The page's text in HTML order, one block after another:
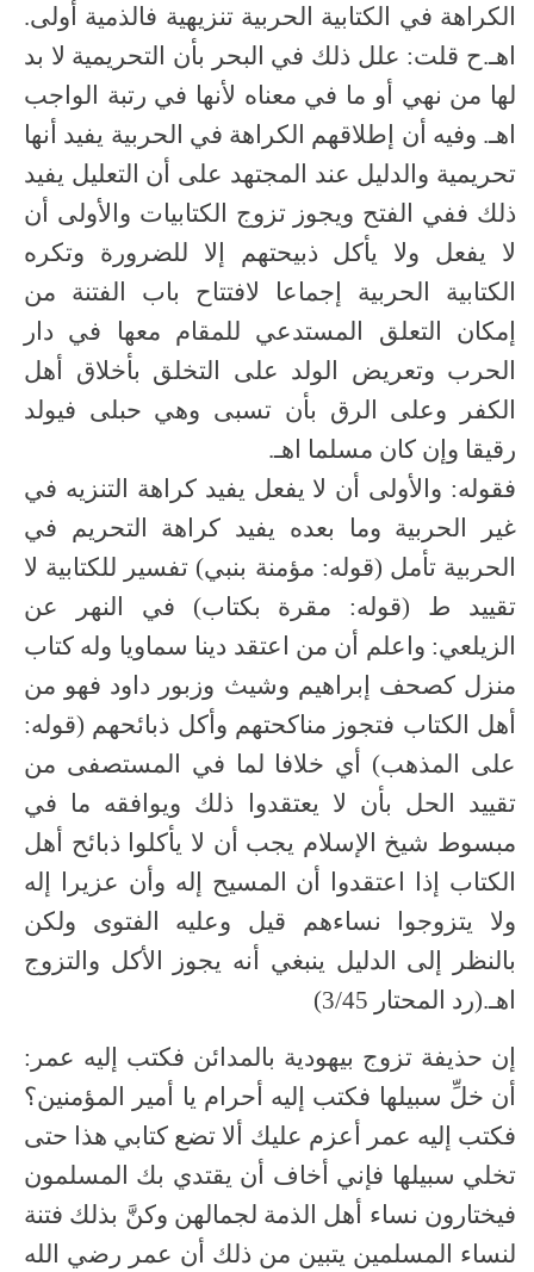
الكراهة في الكتابية الحربية تنزيهية فالذمية أولى.
اهـ.ح قلت: علل ذلك في البحر بأن التحريمية لا بد
لها من نهي أو ما في معناه لأنها في رتبة الواجب
اهـ. وفيه أن إطلاقهم الكراهة في الحربية يفيد أنها
تحريمية والدليل عند المجتهد على أن التعليل يفيد
ذلك ففي الفتح ويجوز تزوج الكتابيات والأولى أن
لا يفعل ولا يأكل ذبيحتهم إلا للضرورة وتكره
الكتابية الحربية إجماعا لافتتاح باب الفتنة من
إمكان التعلق المستدعي للمقام معها في دار
الحرب وتعريض الولد على التخلق بأخلاق أهل
الكفر وعلى الرق بأن تسبى وهي حبلى فيولد
رقيقا وإن كان مسلما اهـ.
فقوله: والأولى أن لا يفعل يفيد كراهة التنزيه في
غير الحربية وما بعده يفيد كراهة التحريم في
الحربية تأمل (قوله: مؤمنة بنبي) تفسير للكتابية لا
تقييد ط (قوله: مقرة بكتاب) في النهر عن
الزيلعي: واعلم أن من اعتقد دينا سماويا وله كتاب
منزل كصحف إبراهيم وشيث وزبور داود فهو من
أهل الكتاب فتجوز مناكحتهم وأكل ذبائحهم (قوله:
على المذهب) أي خلافا لما في المستصفى من
تقييد الحل بأن لا يعتقدوا ذلك ويوافقه ما في
مبسوط شيخ الإسلام يجب أن لا يأكلوا ذبائح أهل
الكتاب إذا اعتقدوا أن المسيح إله وأن عزيرا إله
ولا يتزوجوا نساءهم قيل وعليه الفتوى ولكن
بالنظر إلى الدليل ينبغي أنه يجوز الأكل والتزوج
اهـ.(رد المحتار 3/45)
إن حذيفة تزوج بيهودية بالمدائن فكتب إليه عمر:
أن خلِّ سبيلها فكتب إليه أحرام يا أمير المؤمنين؟
فكتب إليه عمر أعزم عليك ألا تضع كتابي هذا حتى
تخلي سبيلها فإني أخاف أن يقتدي بك المسلمون
فيختارون نساء أهل الذمة لجمالهن وكنَّ بذلك فتنة
لنساء المسلمين يتبين من ذلك أن عمر رضي الله